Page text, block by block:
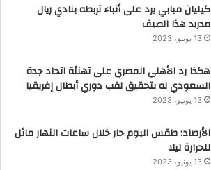
كيليان مبابي يرد على أنباء تربطه بنادي ريال
مدريد هذا الصيف
13 يونيو، 2023
هكذا رد الأهلي المصري على تهنئة اتحاد جدة
السعودي له بتحقيق لقب دوري أبطال إفريقيا
13 يونيو، 2023
الأرصاد: طقس اليوم حار خلال ساعات النهار مائل
للحرارة ليلا
13 يونيو، 2023